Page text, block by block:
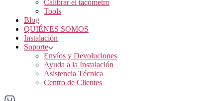
Calibrar el tacómetro
Tools
Blog
QUIÉNES SOMOS
Instalación
Soporte
Envíos y Devoluciones
Ayuda a la Instalación
Asistencia Técnica
Centro de Clientes